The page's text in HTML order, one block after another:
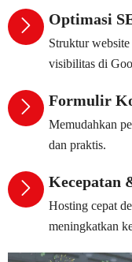
Optimasi
Struktur
visibilitas di
Formulir
Memudahkan
dan praktis.
Kecepatan
Hosting cepat
meningkatkan